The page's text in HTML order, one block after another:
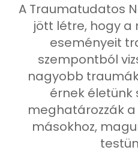
A Traumatudatos
jött létre, hogy a
eseményeit
szempontból
nagyobb
érnek életünk
meghatározzák
másokhoz,